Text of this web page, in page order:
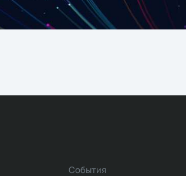
События